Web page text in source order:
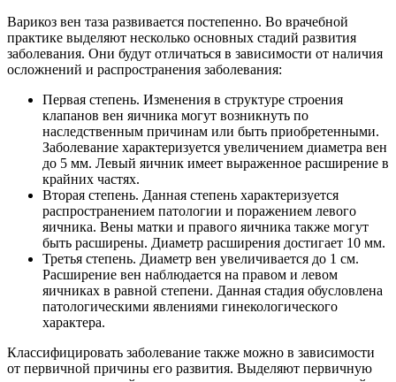
Варикоз вен таза развивается постепенно. Во врачебной
практике выделяют несколько основных стадий развития
заболевания. Они будут отличаться в зависимости от наличия
осложнений и распространения заболевания:
Первая степень. Изменения в структуре строения
клапанов вен яичника могут возникнуть по
наследственным причинам или быть приобретенными.
Заболевание характеризуется увеличением диаметра вен
до 5 мм. Левый яичник имеет выраженное расширение в
крайних частях.
Вторая степень. Данная степень характеризуется
распространением патологии и поражением левого
яичника. Вены матки и правого яичника также могут
быть расширены. Диаметр расширения достигает 10 мм.
Третья степень. Диаметр вен увеличивается до 1 см.
Расширение вен наблюдается на правом и левом
яичниках в равной степени. Данная стадия обусловлена
патологическими явлениями гинекологического
характера.
Классифицировать заболевание также можно в зависимости
от первичной причины его развития. Выделяют первичную